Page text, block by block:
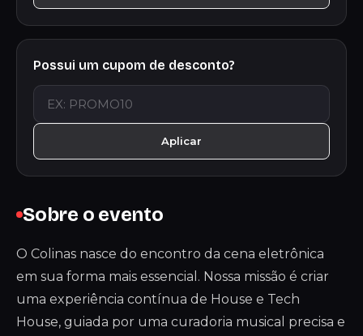
Sobre o evento
O Colinas nasce do encontro da cena eletrônica
em sua forma mais essencial. Nossa missão é criar
uma experiência contínua de House e Tech
House, guiada por uma curadoria musical precisa e
Possui um cupom de desconto?
Aplicar